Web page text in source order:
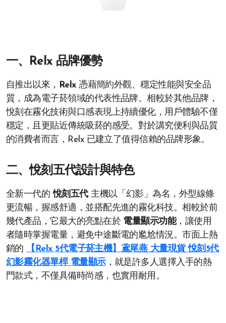
一、Relx 品牌優勢
自推出以來， Relx憑藉簡約外觀、穩定性能與安全品
質，成為電子菸領域的代表性品牌。相較於其他品牌，
悅刻在霧化技術與口感表現上持續優化，用戶體驗不僅
穩定，且更貼近傳統吸菸的感受。對於講究便利與品質
的消費者而言，Relx 已建立了值得信賴的品牌形象。
二、悅刻五代設計與特色
全新一代的悅刻五代主機以「幻影」為名，外型線條
更流暢，握感舒適，並搭配先進的霧化科技。相較於前
幾代產品，它最大的亮點在於 電量顯示功能，讓使用
者隨時掌握電量，避免中途斷電的尷尬情況。市面上熱
銷的
【Relx 5代電子菸主機】鳶尾燕 大量現貨 悅刻5代
幻影霧化器單桿 電量顯示，就是許多人選擇入手的熱
門款式，不僅具備時尚感，也實用耐用。